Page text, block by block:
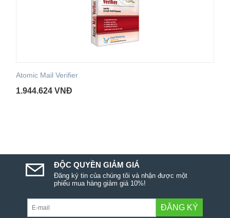
Atomic Mail Verifier
1.944.624 VNĐ
ĐỘC QUYỀN GIẢM GIÁ
Đăng ký tin của chúng tôi và nhận được một
phiếu mua hàng giảm giá 10%!
ĐĂNG KÝ